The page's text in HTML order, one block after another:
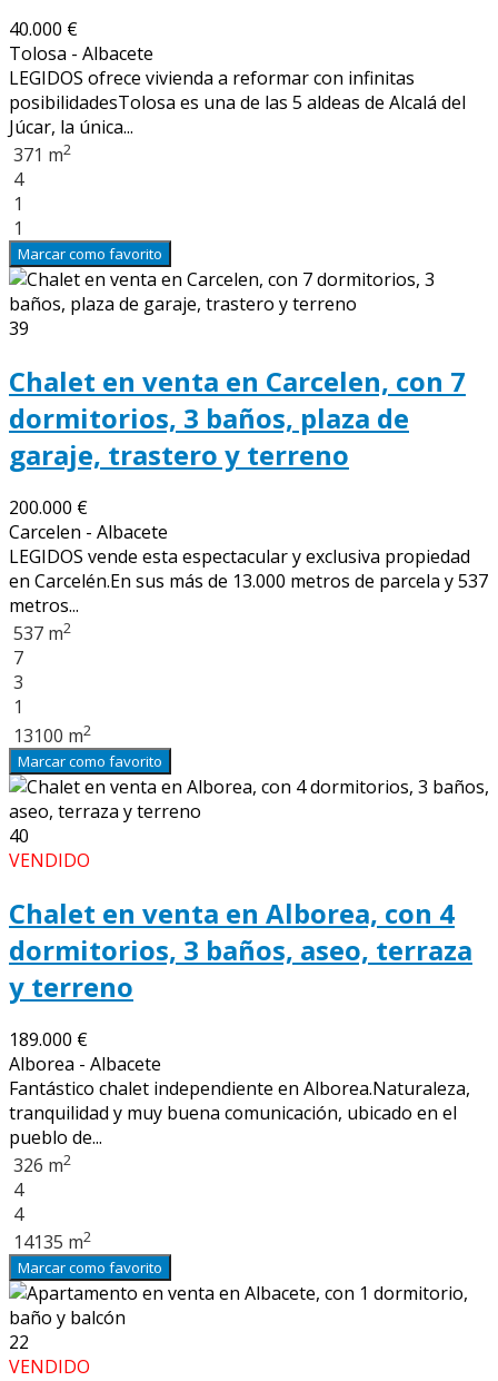
40.000 €
Tolosa - Albacete
LEGIDOS ofrece vivienda a reformar con infinitas
posibilidadesTolosa es una de las 5 aldeas de Alcalá del
Júcar, la única...
371 m2
4
1
1
Marcar como favorito
39
Chalet en venta en Carcelen, con 7
dormitorios, 3 baños, plaza de
garaje, trastero y terreno
200.000 €
Carcelen - Albacete
LEGIDOS vende esta espectacular y exclusiva propiedad
en Carcelén.En sus más de 13.000 metros de parcela y 537
metros...
537 m2
7
3
1
13100 m2
Marcar como favorito
40
VENDIDO
Chalet en venta en Alborea, con 4
dormitorios, 3 baños, aseo, terraza
y terreno
189.000 €
Alborea - Albacete
Fantástico chalet independiente en Alborea.Naturaleza,
tranquilidad y muy buena comunicación, ubicado en el
pueblo de...
326 m2
4
4
14135 m2
Marcar como favorito
22
VENDIDO